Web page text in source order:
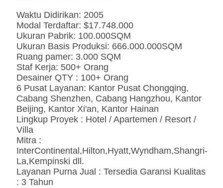
Waktu Didirikan: 2005
Modal Terdaftar: $17.748.000
Ukuran Pabrik: 100.000SQM
Ukuran Basis Produksi: 666.000.000SQM
Ruang pamer: 3.000 SQM
Staf Kerja: 500+ Orang
Desainer QTY : 100+ Orang
6 Pusat Layanan: Kantor Pusat Chongqing,
Cabang Shenzhen, Cabang Hangzhou, Kantor
Beijing, Kantor Xi'an, Kantor Hainan
Lingkup Proyek : Hotel / Apartemen / Resort /
Villa
Mitra :
InterContinental,Hilton,Hyatt,Wyndham,Shangri-
La,Kempinski dll.
Layanan Purna Jual : Tersedia Garansi Kualitas
: 3 Tahun